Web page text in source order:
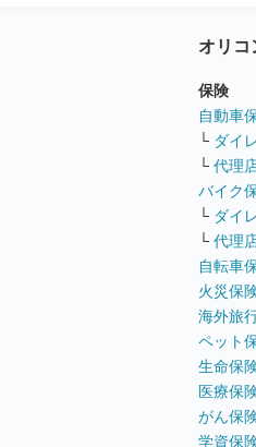
オリコ
保険
自動車
└ ダイ
└ 代理
バイク
└ ダイ
└ 代理
自転車
火災保
海外旅
ペット
生命保
医療保
がん保
学資保